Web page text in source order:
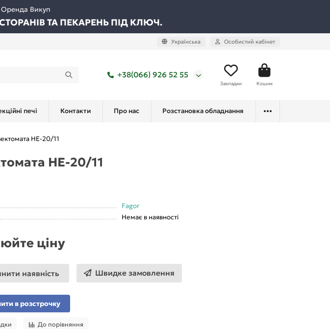
Оренда Викуп
ТА ПЕКАРЕНЬ ПІД КЛЮЧ.
Українська Особистий кабінет
+38(066) 926 52 55
Закладки Кошик
печі Контакти Про нас Розстановка обладнання
HE-20/11
HE-20/11
Fagor
Немає в наявності
ціну
наявність Швидке замовлення
в розстрочку
До порівняння